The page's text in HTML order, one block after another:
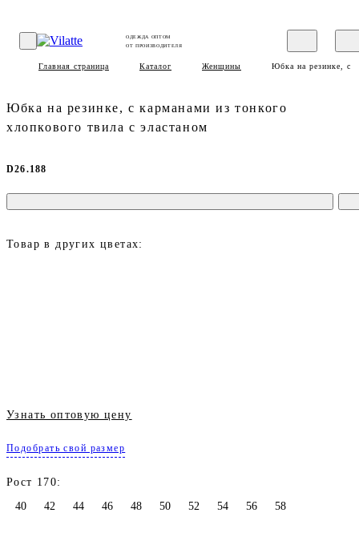
ОДЕЖДА ОПТОМ
ОТ ПРОИЗВОДИТЕЛЯ
Главная страница Каталог Женщины Юбка на резинке, с
Юбка на резинке, с карманами из тонкого
хлопкового твила с эластаном
D26.188
Товар в других цветах:
Узнать оптовую цену
Подобрать свой размер
Рост 170:
40
42 44 46 48 50 52 54 56 58